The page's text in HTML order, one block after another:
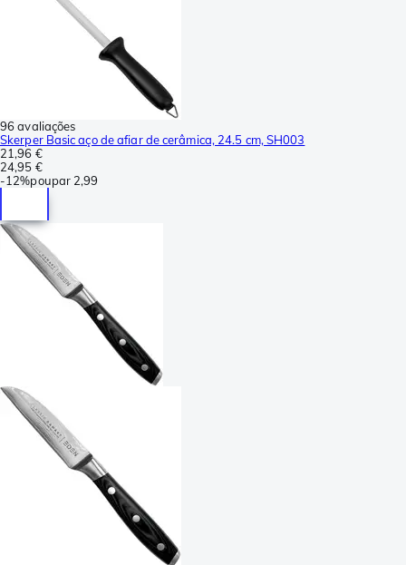
96 avaliações
Skerper Basic aço de afiar de cerâmica, 24.5 cm, SH003
21,96 €
24,95 €
-12%poupar 2,99